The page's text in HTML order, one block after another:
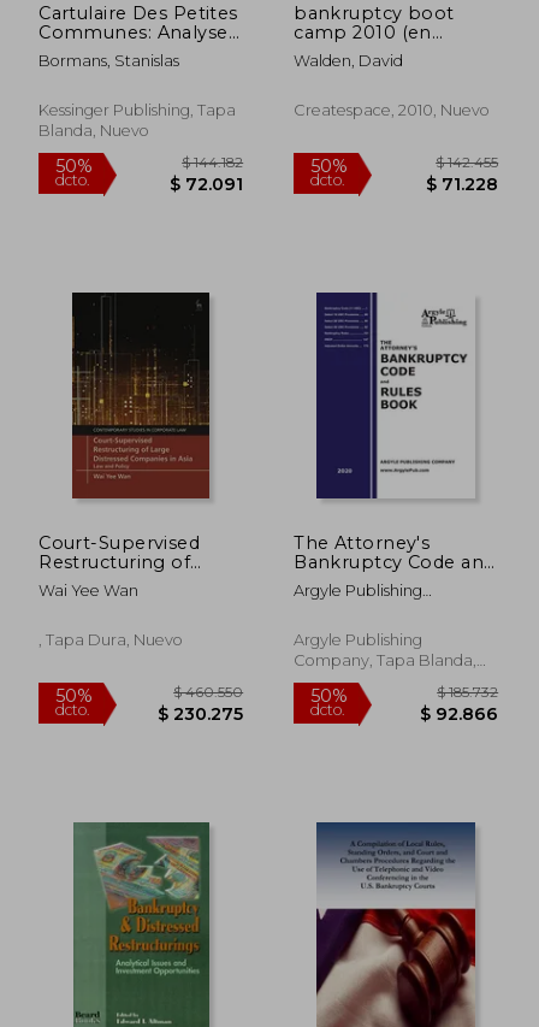
50% $ 219.701 50%
dcto. $ 144.794 dcto.
Cartulaire Des Petites
Communes: Analyses
Des Pieces (1878) (en
Francés)
Bormans, Stanislas
Kessinger Publishing, Tapa
Blanda, Nuevo
bankruptcy boot
camp 2010 (en
Inglés)
Walden, David
Createspace, 2010, Nuevo
Court-Supervised
Restructuring of
Large Distressed
Companies in Asia:
(Contemporary
Wai Yee Wan
, Tapa Dura, Nuevo
The Attorney's
Bankruptcy Code and
Rules Book (en
Inglés)
Argyle Publishing
Argyle Publishing
Company, Tapa Blanda,
Nuevo